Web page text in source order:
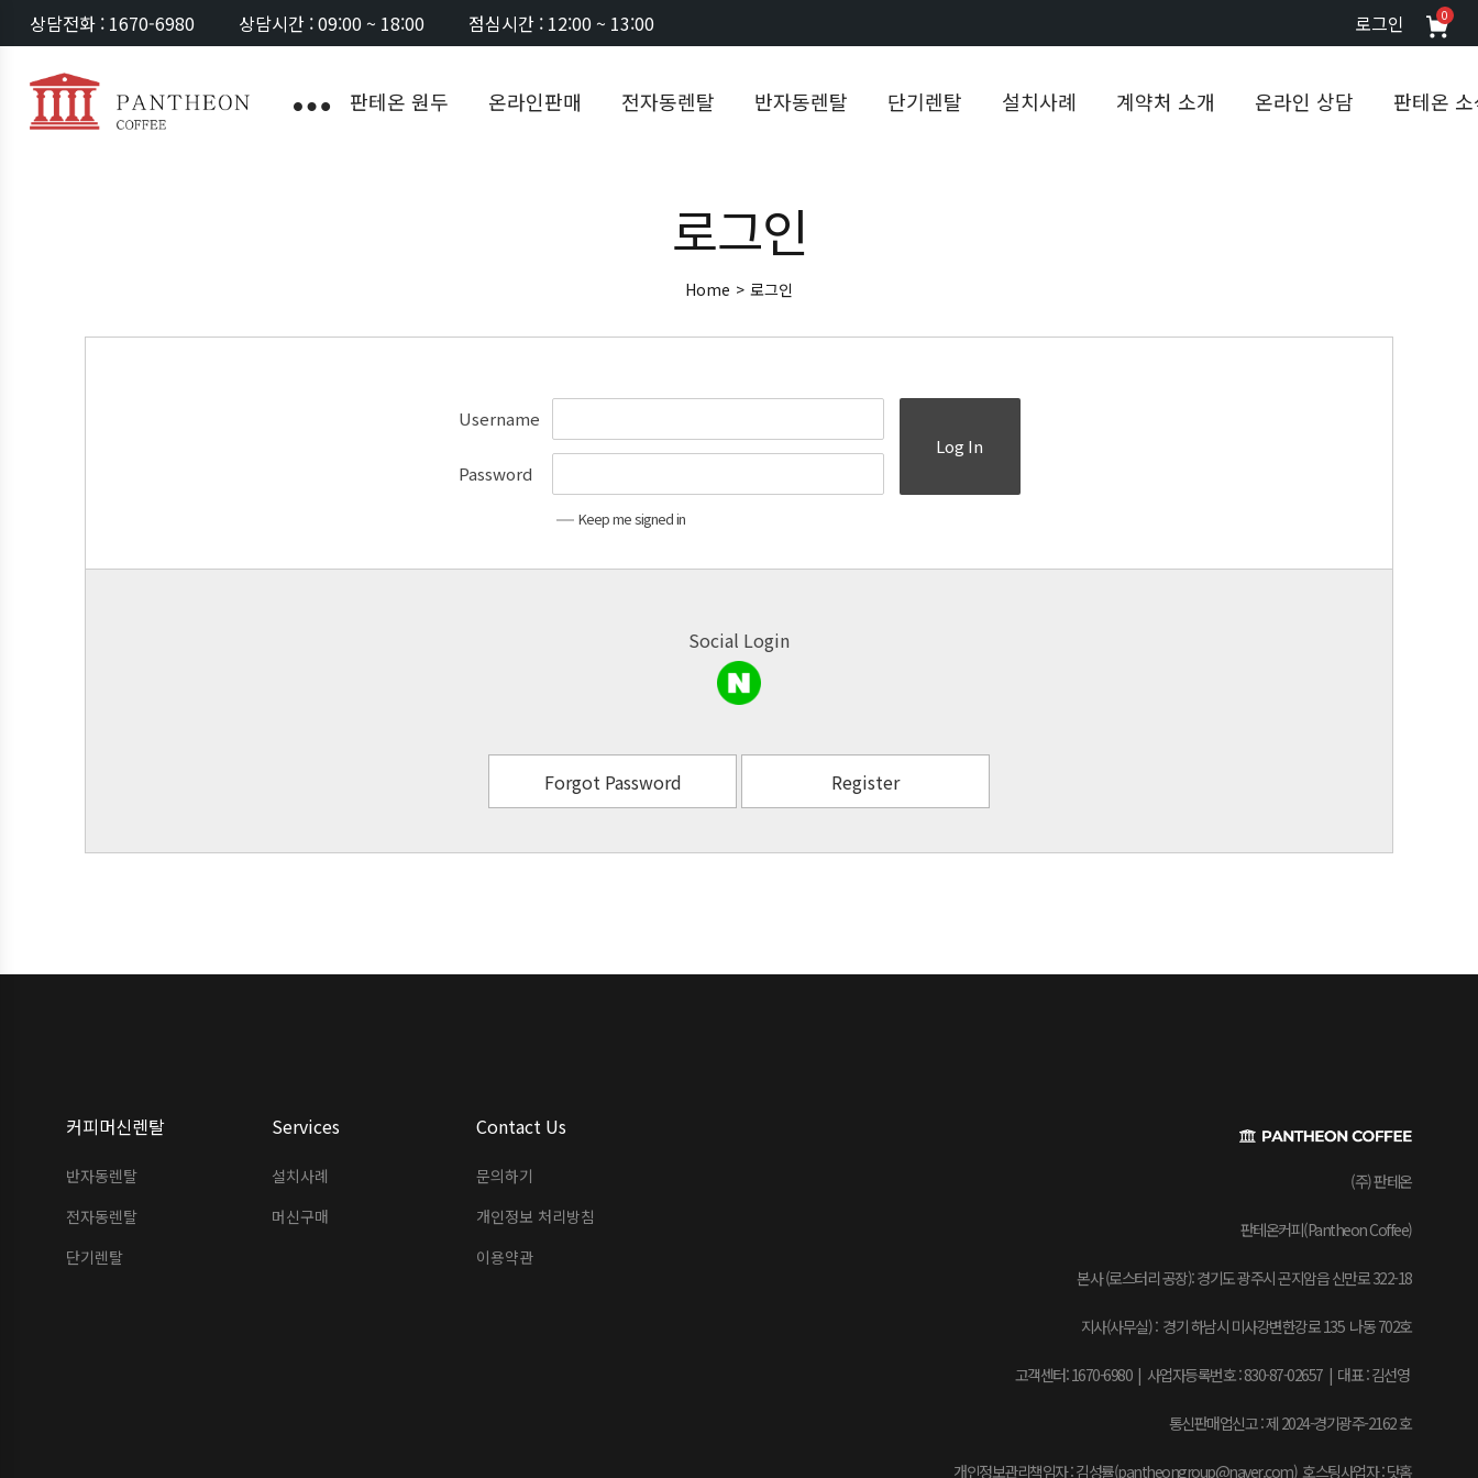
상담전화 : 1670-6980 상담시간 : 09:00 ~ 18:00 점심시간 : 12:00 ~ 13:00 로그인 0
판테온 원두 온라인판매 전자동렌탈 반자동렌탈 단기렌탈 설치사례 계약처 소개 온라인 상담 판테온
로그인
Home > 로그인
Username
Password
Keep me signed in
Log In
Social Login
Forgot Password Register
커피머신렌탈
반자동렌탈
전자동렌탈
단기렌탈
Services
설치사례
머신구매
Contact Us
문의하기
개인정보 처리방침
이용약관
(주) 판테온
판테온커피(Pantheon Coffee)
본사 (로스터리 공장): 경기도 광주시 곤지암읍 신만로 322-18
지사(사무실) : 경기 하남시 미사강변한강로 135 나동 702호
고객센터: 1670-6980 | 사업자등록번호 : 830-87-02657 | 대표 : 김선영
통신판매업신고 : 제 2024-경기광주-2162 호
개인정보관리책임자 : 김성률(pantheongroup@naver.com) 호스팅사업자 : 닷홈